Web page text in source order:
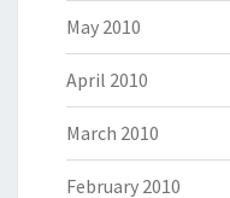
May 2010
April 2010
March 2010
February 2010